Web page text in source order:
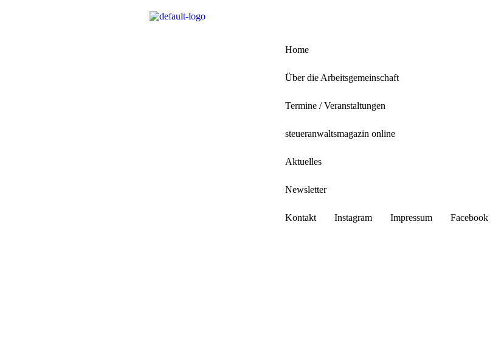
Home
Über die Arbeitsgemeinschaft
Termine / Veranstaltungen
steueranwaltsmagazin online
Aktuelles
Newsletter
Kontakt Instagram Impressum Facebook